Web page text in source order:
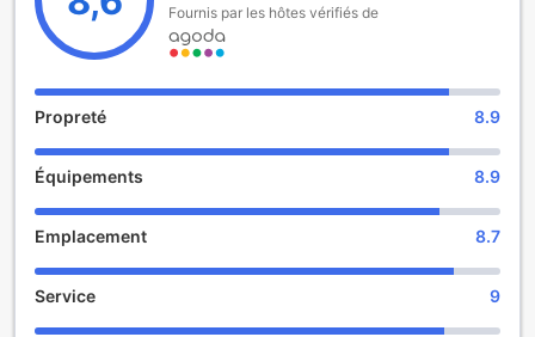
permettront de profiter de nombreuses activités pendant
votre séjour. Terminez vos journées en toute tranquillité
grâce aux équipements de spa à votre disposition et
proposés dans cet hôtel.
Fournis par les hôtes vérifiés de
Propreté 8.9
Équipements 8.9
Emplacement 8.7
Service 9